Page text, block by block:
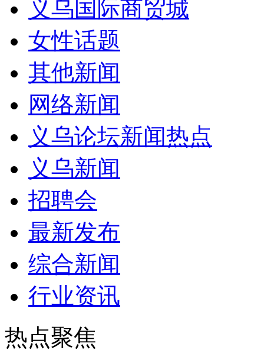
义乌国际商贸城
女性话题
其他新闻
网络新闻
义乌论坛新闻热点
义乌新闻
招聘会
最新发布
综合新闻
行业资讯
热点聚焦